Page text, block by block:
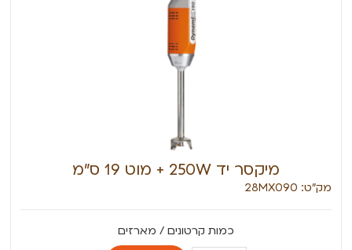
מיקסר יד 250W + מוט 19 ס”מ
מק״ט: 28MX090